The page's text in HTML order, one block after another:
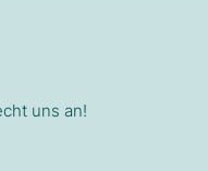
uns an!